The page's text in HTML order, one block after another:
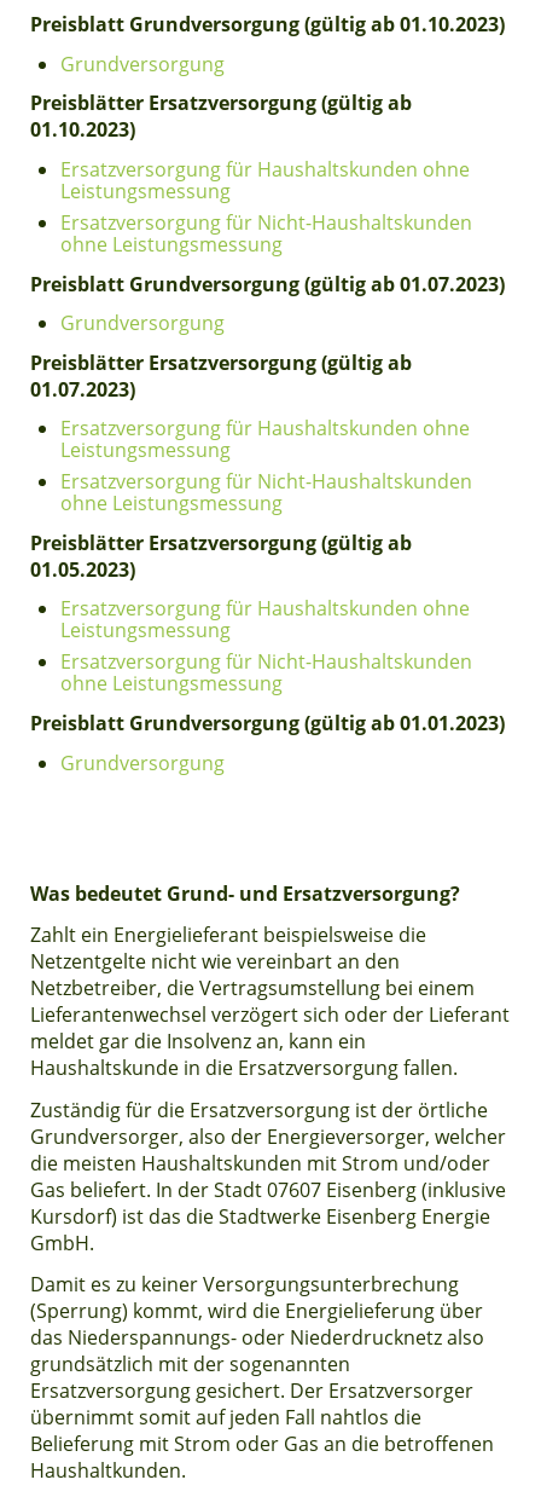
Preisblatt Grundversorgung (gültig ab 01.10.2023)
Grundversorgung
Preisblätter Ersatzversorgung (gültig ab
01.10.2023)
Ersatzversorgung für Haushaltskunden ohne
Leistungsmessung
Ersatzversorgung für Nicht-Haushaltskunden
ohne Leistungsmessung
Preisblatt Grundversorgung (gültig ab 01.07.2023)
Grundversorgung
Preisblätter Ersatzversorgung (gültig ab
01.07.2023)
Ersatzversorgung für Haushaltskunden ohne
Leistungsmessung
Ersatzversorgung für Nicht-Haushaltskunden
ohne Leistungsmessung
Preisblätter Ersatzversorgung (gültig ab
01.05.2023)
Ersatzversorgung für Haushaltskunden ohne
Leistungsmessung
Ersatzversorgung für Nicht-Haushaltskunden
ohne Leistungsmessung
Preisblatt Grundversorgung (gültig ab 01.01.2023)
Grundversorgung
Was bedeutet Grund- und Ersatzversorgung?
Zahlt ein Energielieferant beispielsweise die
Netzentgelte nicht wie vereinbart an den
Netzbetreiber, die Vertragsumstellung bei einem
Lieferantenwechsel verzögert sich oder der Lieferant
meldet gar die Insolvenz an, kann ein
Haushaltskunde in die Ersatzversorgung fallen.
Zuständig für die Ersatzversorgung ist der örtliche
Grundversorger, also der Energieversorger, welcher
die meisten Haushaltskunden mit Strom und/oder
Gas beliefert. In der Stadt 07607 Eisenberg (inklusive
Kursdorf) ist das die Stadtwerke Eisenberg Energie
GmbH.
Damit es zu keiner Versorgungsunterbrechung
(Sperrung) kommt, wird die Energielieferung über
das Niederspannungs- oder Niederdrucknetz also
grundsätzlich mit der sogenannten
Ersatzversorgung gesichert. Der Ersatzversorger
übernimmt somit auf jeden Fall nahtlos die
Belieferung mit Strom oder Gas an die betroffenen
Haushaltkunden.